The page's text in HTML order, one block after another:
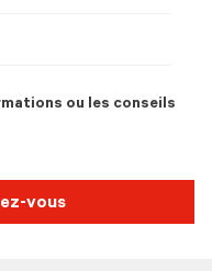
ou les conseils
vous